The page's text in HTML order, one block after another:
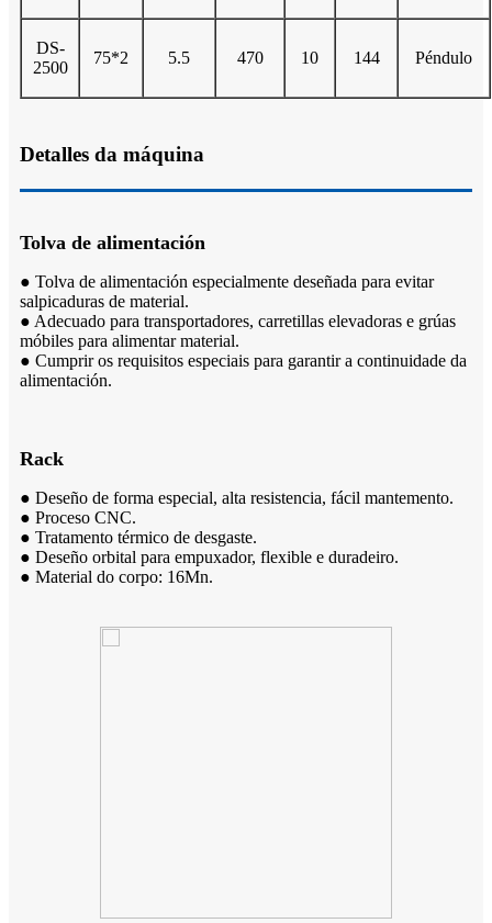
DS-
2500
75*2 5.5 470 10 144 Péndulo
Detalles da máquina
Tolva de alimentación
● Tolva de alimentación especialmente deseñada para evitar
salpicaduras de material.
● Adecuado para transportadores, carretillas elevadoras e grúas
móbiles para alimentar material.
● Cumprir os requisitos especiais para garantir a continuidade da
alimentación.
Rack
● Deseño de forma especial, alta resistencia, fácil mantemento.
● Proceso CNC.
● Tratamento térmico de desgaste.
● Deseño orbital para empuxador, flexible e duradeiro.
● Material do corpo: 16Mn.